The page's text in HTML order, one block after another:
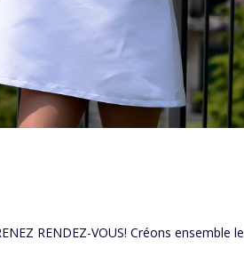
RENDEZ-VOUS! Créons ensemble le